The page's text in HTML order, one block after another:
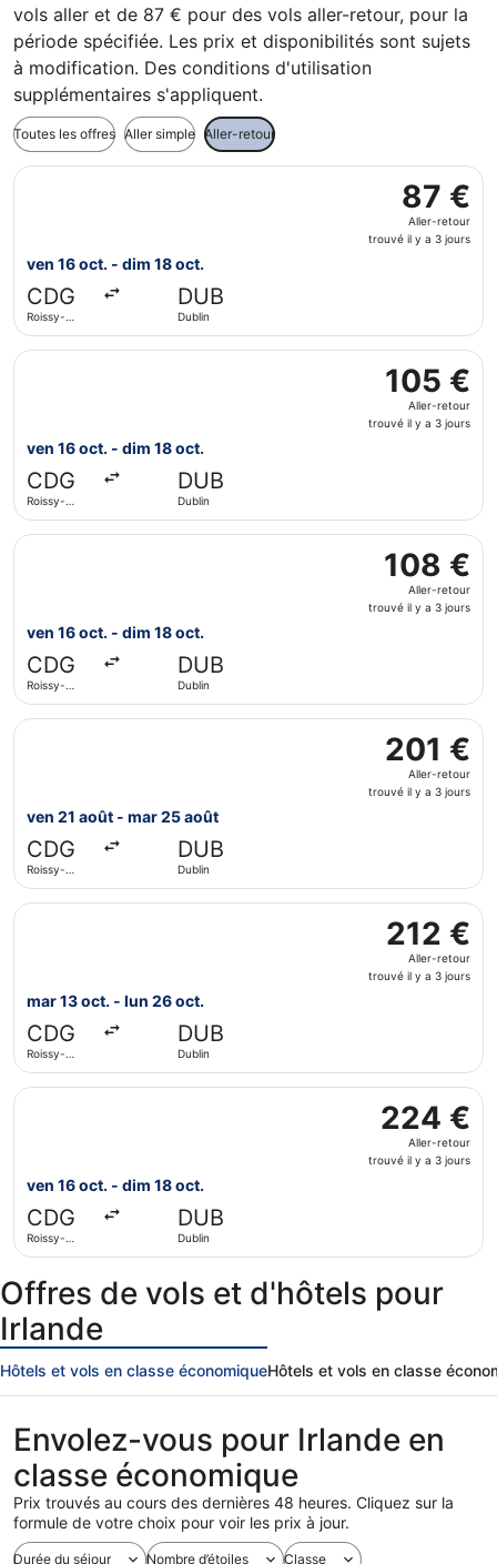
vols aller et de 87 € pour des vols aller-retour, pour la
période spécifiée. Les prix et disponibilités sont sujets
à modification. Des conditions d'utilisation
supplémentaires s'appliquent.
Toutes les offres Aller simple Aller-retour
87 €
Aller-
retour,
3
jours
87 €
Aller-retour
trouvé il y a 3 jours
ven 16 oct. - dim 18 oct.
CDG
Roissy-
DUB
Dublin
Sélectionner le vol Aer Lingus, décollant le ven 16 oct.
105 €
Aller-
retour,
3
jours
105 €
Aller-retour
trouvé il y a 3 jours
ven 16 oct. - dim 18 oct.
CDG
Roissy-
DUB
Dublin
Sélectionner le vol Air France, décollant le ven 16 oct.
108 €
Aller-
retour,
3
jours
108 €
Aller-retour
trouvé il y a 3 jours
ven 16 oct. - dim 18 oct.
CDG
Roissy-
DUB
Dublin
Sélectionner le vol Aer Lingus, décollant le ven 16 oct.
201 €
Aller-
retour,
3
jours
201 €
Aller-retour
trouvé il y a 3 jours
ven 21 août - mar 25 août
CDG
Roissy-
DUB
Dublin
Sélectionner le vol KLM, décollant le ven 21 août de
212 €
Aller-
retour,
3
jours
212 €
Aller-retour
trouvé il y a 3 jours
mar 13 oct. - lun 26 oct.
CDG
Roissy-
DUB
Dublin
Sélectionner le vol Scandinavian Airlines, décollant le
224 €
Aller-
retour,
3
jours
224 €
Aller-retour
trouvé il y a 3 jours
ven 16 oct. - dim 18 oct.
CDG
Roissy-
DUB
Dublin
Sélectionner le vol British Airways, décollant le ven 16
Offres de vols et d'hôtels pour
Irlande
Hôtels et vols en classe économiqueHôtels et vols en classe
Envolez-vous pour Irlande en
classe économique
Prix trouvés au cours des dernières 48 heures. Cliquez sur la
formule de votre choix pour voir les prix à jour.
Durée du séjour Nombre d’étoiles Classe